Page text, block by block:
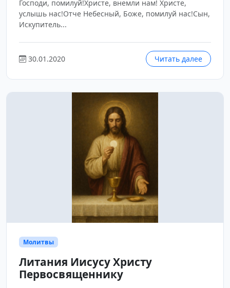
Господи, помилуй!Христе, внемли нам! Христе,
услышь нас!Отче Небесный, Боже, помилуй нас!Сын,
Искупитель...
30.01.2020 Читать далее
Молитвы
Литания Иисусу Христу
Первосвященнику